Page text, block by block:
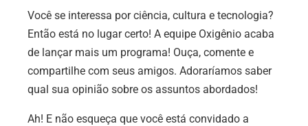
áudio
Você se interessa por ciência, cultura e tecnologia?
Então está no lugar certo! A equipe Oxigênio acaba
de lançar mais um programa! Ouça, comente e
compartilhe com seus amigos. Adoraríamos saber
qual sua opinião sobre os assuntos abordados!
Ah! E não esqueça que você está convidado a